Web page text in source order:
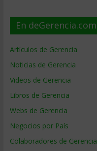
En deGerencia.com
Artículos de Gerencia
Noticias de Gerencia
Videos de Gerencia
Libros de Gerencia
Webs de Gerencia
Negocios por País
Colaboradores de Gerencia